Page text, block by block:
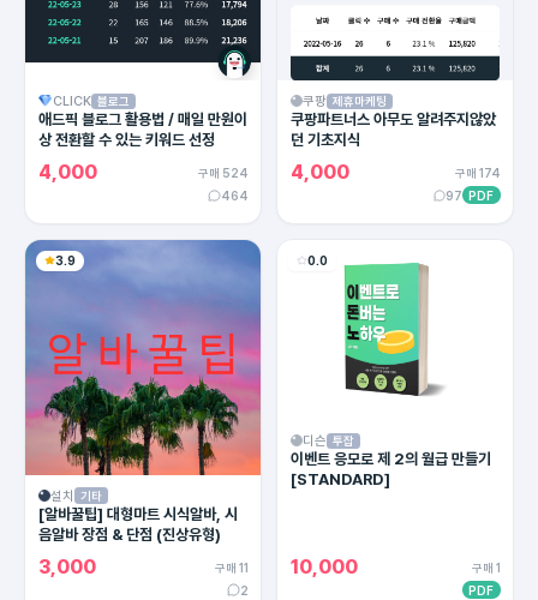
CLICK 블로그
애드픽 블로그 활용법 / 매일 만원이
상 전환할 수 있는 키워드 선정
4,000
구매 524
464
쿠팡 제휴마케팅
쿠팡파트너스 아무도 알려주지않았
던 기초지식
4,000
구매 174
97 PDF
3.9
설치 기타
[알바꿀팁] 대형마트 시식알바, 시
음알바 장점 & 단점 (진상유형)
3,000
구매 11
2
0.0
디슨 투잡
이벤트 응모로 제 2의 월급 만들기
[STANDARD]
10,000
구매 1
PDF